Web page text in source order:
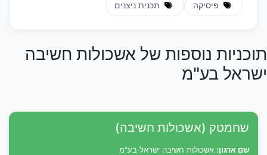
פיסיקה תכנית ניצנים
תוכניות נוספות של אשכולות חשיבה
ישראל בע"מ
שחמטק (אשכולות חשיבה)
שם ארגון: אשכולות חשיבה ישראל בע"מ